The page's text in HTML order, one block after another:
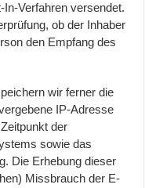
Verfahren versendet.
ob der Inhaber
den Empfang des
wir ferner die
IP-Adresse
der
sowie das
Die Erhebung dieser
Missbrauch der E-